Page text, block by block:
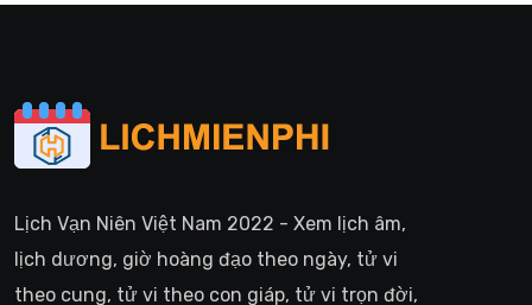
Lịch Vạn Niên Việt Nam 2022 - Xem lịch âm,
lịch dương, giờ hoàng đạo theo ngày, tử vi
theo cung, tử vi theo con giáp, tử vi trọn đời,